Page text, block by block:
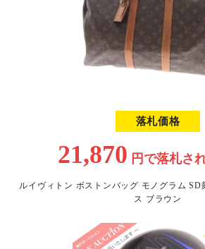
落札価格
21,870 円で落札さ
ルイヴィトン ボストンバッグ モノグラム SD
ス ブラウン